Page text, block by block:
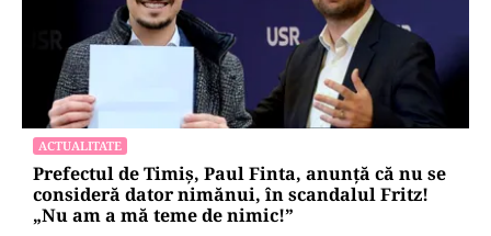
ACTUALITATE
Prefectul de Timiș, Paul Finta, anunță că nu se
consideră dator nimănui, în scandalul Fritz!
„Nu am a mă teme de nimic!”